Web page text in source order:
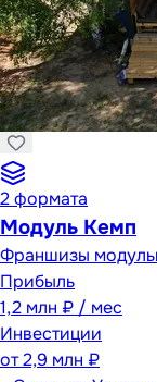
2формата
Модуль Кемп
Франшизы
Прибыль
1,2 млн ₽ / мес
Инвестиции
от2,9 млн ₽